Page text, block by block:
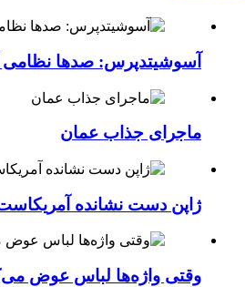
آسوشیتدپرس: صدها نظامی
ماجرای جذاب عمان
ژاپن دست نشانده
وقتی واژه‌ها لباس عوض